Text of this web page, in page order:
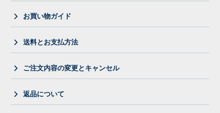
お買い物ガイド
送料とお支払方法
ご注文内容の変更とキャンセル
返品について